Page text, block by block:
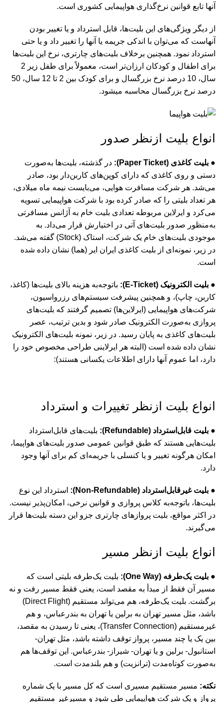
آنها تابع قوانین نرخ‌گذاری هواپیمایی کشوری است.
از دیگر ویژگی‌های این بلیت‌ها، قابل استرداد و یا تغییر بودن
آنهاست که می‌توان با اندکی جریمه یا آنها را تغییر داد و یا حتی
استرداد نمود. همچنین برخلاف بلیت‌های چارتری، نرخ این بلیت‌ها
برای اطفال و کودکان ارزان‌تر است، معمولاً برای طفل زیر 2
سال، 10 درصد نرخ بزرگسال و برای کودک بین 2 تا 12 سال، 50
درصد نرخ بزرگسال محاسبه می‎شود.
انواع بلیت ازنظر صدور
● بلیت کاغذی (Paper Ticket):
در گذشته، بلیت‌ها به‌صورت
دستی و روی کاغذی که دارای کوپن‌های کاربن‌دار بود، صادر
می‌شد. هر شرکت مسافرت هوایی، می‌بایست نیمه ماه میلادی،
هر تعداد بلیتی را که صادر کرده بود با شرکت هواپیمایی تسویه
می‌کرد و ایرلاین مربوطه تعدادی بلیت خام به آژانس مسافرتی
به‌منظور صدور بلیت‌های آتی در اختیارش قرار می‌داد. به
موجودی بلیت‌های خام یک شرکت، استاک (Stock) گفته می‌شد.
در زیر، نمونه‌ای از بلیت کاغذی ایران ایر (هما) نشان داده شده
است.
● بلیت الکترونیک (E-Ticket):
باتوجه‌به هزینه بالای بلیت‌ها (کاغذ،
کاربن، چاپ)، و همچنین پیشرفت سیستم‌های رزرواسیون،
شرکت‌های هواپیمایی (ایرلاین‌ها) تصمیم گرفتند که بلیت‌های
پروازی به‌صورت الکترونیک صادر شود و بدین ترتیب، عصر
بلیت‌های کاغذی به پایان رسید. در زیر، نمونه بلیت‌های الکترونیک
نشان داده شده است (البته هر ایرلاینی طراحی مخصوص خود را
دارد، اما عموم آنها دارای اطلاعات یکسانی هستند):
انواع بلیت ازنظر تغییرات و استرداد
● بلیت قابل‌استرداد (Refundable):
بلیت‌های قابل‌استرداد
بلیت‌هایی هستند که طبق قوانین عمومی صدور بلیت‌های هواپیما،
امکان هرگونه تغییر و یا کنسلی با جریمه‌ای کم برای آنها وجود
دارد.
● بلیت غیرقابل‌استرداد (Non-Refundable):
استرداد این نوع
بلیت‌ها، باتوجه‌به کلاس پروازی و قوانین نرخی، امکان‌پذیر نیست.
در اکثر مواقع، بلیت پروازهای چارتری جزو این دسته بلیت‌ها قرار
می‌گیرند.
انواع بلیت ازنظر مسیر
● بلیت یک‌طرفه (One Way):
بلیت یک‌طرفه بلیتی است که
مسیر آن فقط از مبدأ به مقصد است، یعنی فقط مسیر رفت و نه
برگشت. بلیت یک‌طرفه، هم می‌تواند مستقیم (Direct Flight)
باشد، مثل مسیر تهران به برلین یا تهران به بندرعباس، و هم
غیرمستقیم (Transfer Connection)، یعنی تا رسیدن به مقصد،
بین یک یا چند مسیر، پرواز توقف داشته باشد، مثل تهران-
استانبول- برلین و یا تهران- شیراز- بندرعباس. این توقف‌ها هم
به‌صورت کوتاه‌مدت (ترانزیت) و هم بلندمدت است.
نکته: مسیر مستقیم مسیری است که کل مسیر با یک شماره
پرواز و یک شرکت هواپیمایی طی شود و مسیرغیر مستقیم